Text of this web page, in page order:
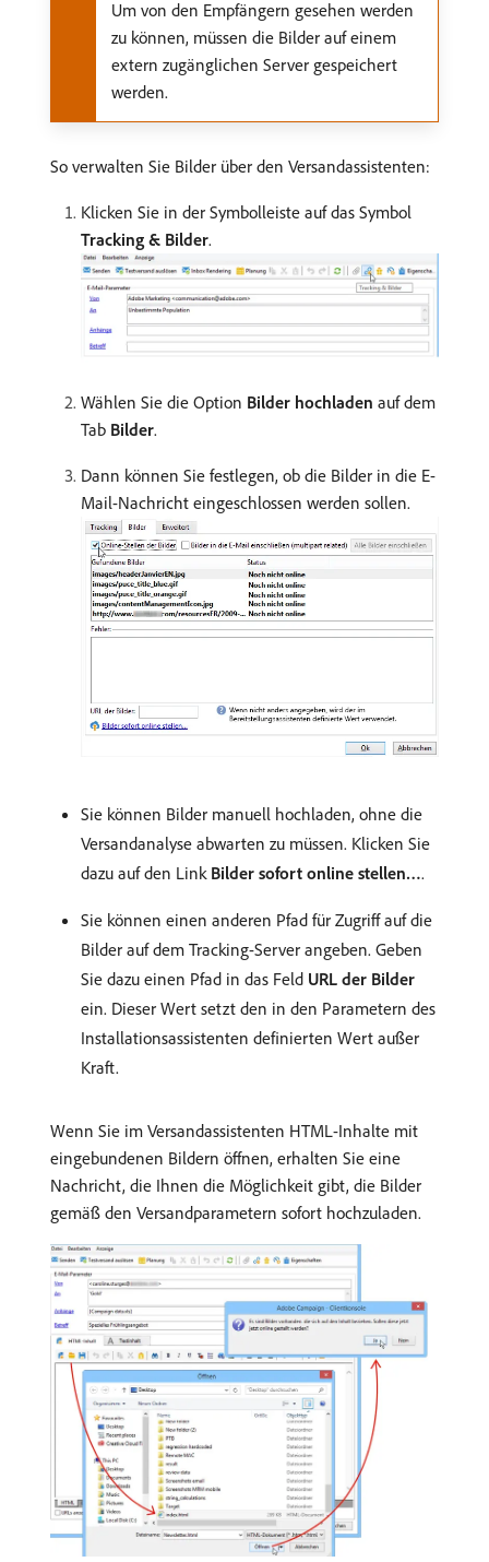
Um von den Empfängern gesehen werden
zu können, müssen die Bilder auf einem
extern zugänglichen Server gespeichert
werden.
So verwalten Sie Bilder über den Versandassistenten:
Klicken Sie in der Symbolleiste auf das Symbol
Tracking & Bilder.
Wählen Sie die Option Bilder hochladen auf dem
Tab Bilder.
Dann können Sie festlegen, ob die Bilder in die E-
Mail-Nachricht eingeschlossen werden sollen.
Sie können Bilder manuell hochladen, ohne die
Versandanalyse abwarten zu müssen. Klicken Sie
dazu auf den Link Bilder sofort online stellen….
Sie können einen anderen Pfad für Zugriff auf die
Bilder auf dem Tracking-Server angeben. Geben
Sie dazu einen Pfad in das Feld URL der Bilder
ein. Dieser Wert setzt den in den Parametern des
Installationsassistenten definierten Wert außer
Kraft.
Wenn Sie im Versandassistenten HTML-Inhalte mit
eingebundenen Bildern öffnen, erhalten Sie eine
Nachricht, die Ihnen die Möglichkeit gibt, die Bilder
gemäß den Versandparametern sofort hochzuladen.